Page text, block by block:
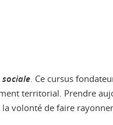
. Ce cursus
territorial. Prendre
volonté de faire